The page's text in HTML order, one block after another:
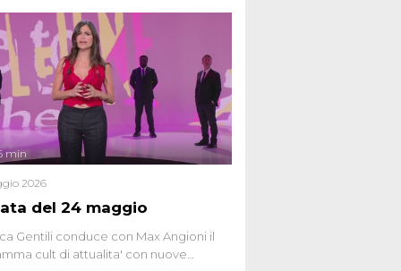
del 24 maggio
min
2026
Gentili conduce con Max Angioni il
cult di attualita' con nuove